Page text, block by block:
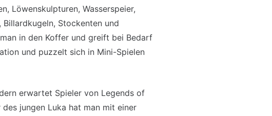
Löwenskulpturen, Wasserspeier,
Billardkugeln, Stockenten und
in den Koffer und greift bei Bedarf
und puzzelt sich in Mini-Spielen
erwartet Spieler von Legends of
jungen Luka hat man mit einer